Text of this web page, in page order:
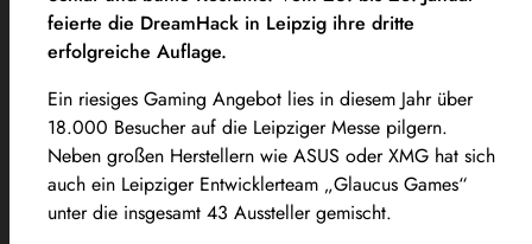
feierte die DreamHack in Leipzig ihre dritte
erfolgreiche Auflage.
Ein riesiges Gaming Angebot lies in diesem Jahr über
18.000 Besucher auf die Leipziger Messe pilgern.
Neben großen Herstellern wie ASUS oder XMG hat sich
auch ein Leipziger Entwicklerteam „Glaucus Games“
unter die insgesamt 43 Aussteller gemischt.